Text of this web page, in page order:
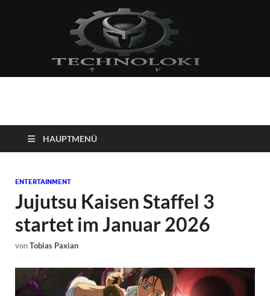
Technoloki: Gaming
und Entertainment
News
Blockbuster, Indie-Perlen und Retro-Klassiker.
HAUPTMENÜ
ENTERTAINMENT
Jujutsu Kaisen Staffel 3
startet im Januar 2026
vonTobias Paxian